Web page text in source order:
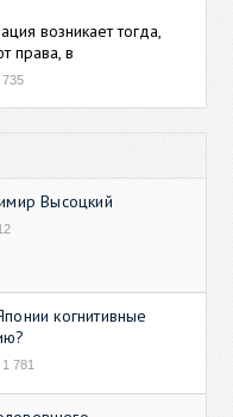
возникает тогда,
права, в
735
Высоцкий
когнитивные
1 781